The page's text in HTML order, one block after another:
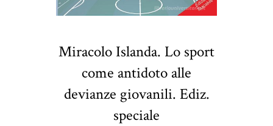
Miracolo Islanda. Lo sport
come antidoto alle
devianze giovanili. Ediz.
speciale